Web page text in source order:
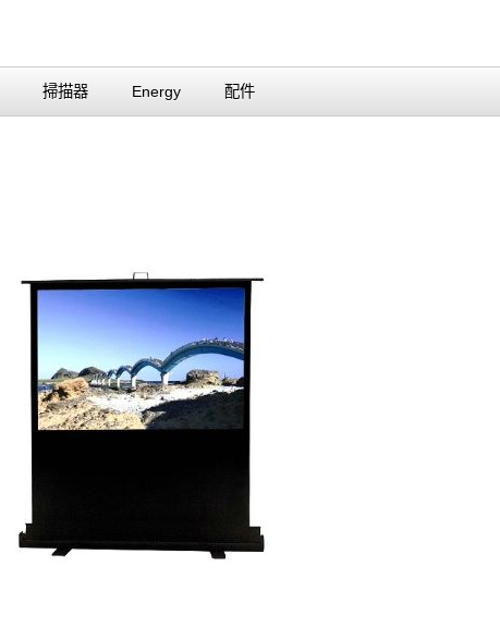
掃描器 Energy 配件